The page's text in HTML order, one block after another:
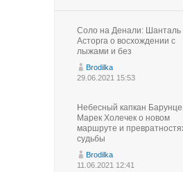
Соло на Денали: Шанталь
Асторга о восхождении с
лыжами и без
Brodilka
29.06.2021 15:53
Небесный капкан
Марек Холечек о новом
маршруте и
судьбы
Brodilka
11.06.2021 12:41